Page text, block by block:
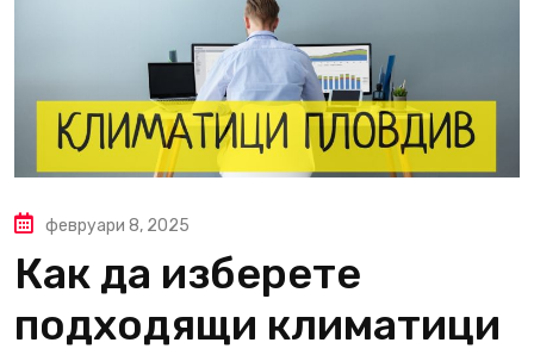
февруари 8, 2025
Как да изберете
подходящи климатици